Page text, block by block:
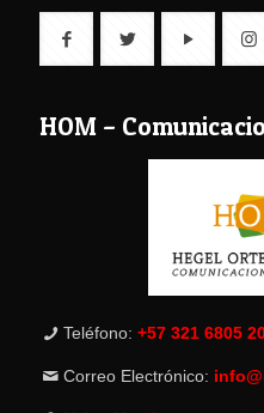
HOM –
Teléfono: +57 321 6805
Correo Electrónico: